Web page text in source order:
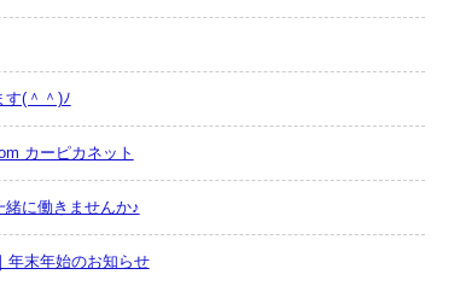
す(＾＾)ﾉ
カーピカネット
に働きませんか♪
年末年始のお知らせ